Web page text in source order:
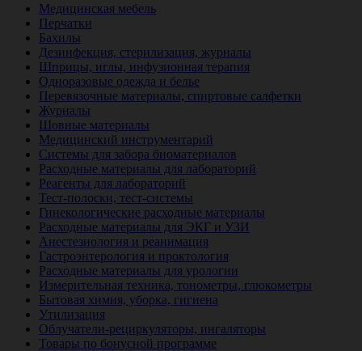
Медицинская мебель
Перчатки
Бахилы
Дезинфекция, стерилизация, журналы
Шприцы, иглы, инфузионная терапия
Одноразовые одежда и белье
Перевязочные материалы, спиртовые салфетки
Журналы
Шовные материалы
Медицинский инструментарий
Системы для забора биоматериалов
Расходные материалы для лабораторий
Реагенты для лабораторий
Тест-полоски, тест-системы
Гинекологические расходные материалы
Расходные материалы для ЭКГ и УЗИ
Анестезиология и реанимация
Гастроэнтерология и проктология
Расходные материалы для урологии
Измерительная техника, тонометры, глюкометры
Бытовая химия, уборка, гигиена
Утилизация
Облучатели-рециркуляторы, ингаляторы
Товары по бонусной программе